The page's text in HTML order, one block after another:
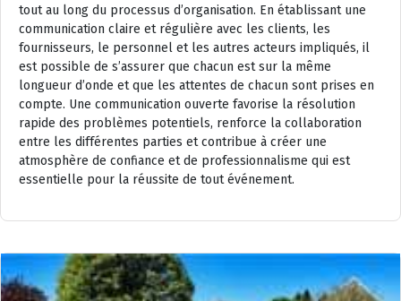
tout au long du processus d’organisation. En établissant une
communication claire et régulière avec les clients, les
fournisseurs, le personnel et les autres acteurs impliqués, il
est possible de s’assurer que chacun est sur la même
longueur d’onde et que les attentes de chacun sont prises en
compte. Une communication ouverte favorise la résolution
rapide des problèmes potentiels, renforce la collaboration
entre les différentes parties et contribue à créer une
atmosphère de confiance et de professionnalisme qui est
essentielle pour la réussite de tout événement.